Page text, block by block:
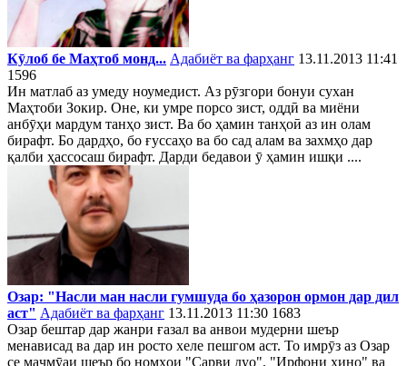
Кӯлоб бе Маҳтоб монд... Адабиёт ва фарҳанг 13.11.2013 11:41
1596
Ин матлаб аз умеду ноумедист. Аз рӯзгори бонуи сухан
Маҳтоби Зокир. Оне, ки умре порсо зист, оддӣ ва миёни
анбӯҳи мардум танҳо зист. Ва бо ҳамин танҳоӣ аз ин олам
бирафт. Бо дардҳо, бо ғуссаҳо ва бо сад алам ва захмҳо дар
қалби ҳассосаш бирафт. Дарди бедавои ӯ ҳамин ишқи ....
Озар: "Насли ман насли гумшуда бо ҳазорон ормон дар дил
аст" Адабиёт ва фарҳанг 13.11.2013 11:30 1683
Озар бештар дар жанри ғазал ва анвои мудерни шеър
менависад ва дар ин росто хеле пешгом аст. То имрӯз аз Озар
се маҷмӯаи шеър бо номҳои "Сарви дуо", "Ирфони ҳино" ва